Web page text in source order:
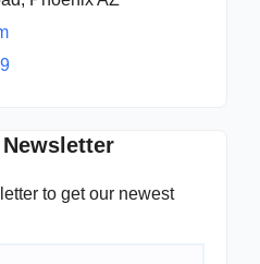
to get our newest